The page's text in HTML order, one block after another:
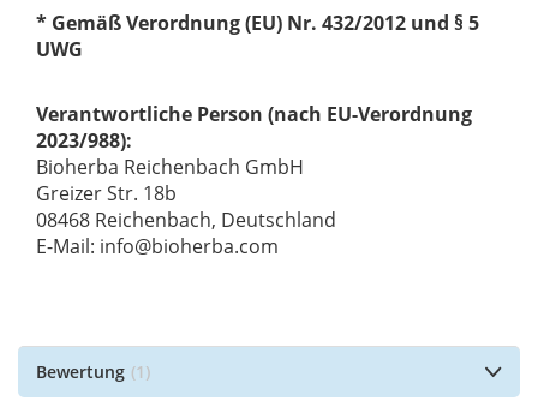
* Gemäß Verordnung (EU) Nr. 432/2012 und § 5
UWG
Verantwortliche Person (nach EU-Verordnung
2023/988):
Bioherba Reichenbach GmbH
Greizer Str. 18b
08468 Reichenbach, Deutschland
E-Mail: info@bioherba.com
Bewertung 1